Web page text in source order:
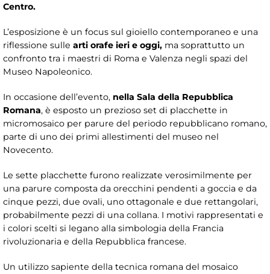
Centro.
L’esposizione è un focus sul gioiello contemporaneo e una
riflessione sulle arti orafe ieri e oggi, ma soprattutto un
confronto tra i maestri di Roma e Valenza negli spazi del
Museo Napoleonico.
In occasione dell’evento, nella Sala della Repubblica
Romana, è esposto un prezioso set di placchette in
micromosaico per parure del periodo repubblicano romano,
parte di uno dei primi allestimenti del museo nel
Novecento.
Le sette placchette furono realizzate verosimilmente per
una parure composta da orecchini pendenti a goccia e da
cinque pezzi, due ovali, uno ottagonale e due rettangolari,
probabilmente pezzi di una collana. I motivi rappresentati e
i colori scelti si legano alla simbologia della Francia
rivoluzionaria e della Repubblica francese.
Un utilizzo sapiente della tecnica romana del mosaico